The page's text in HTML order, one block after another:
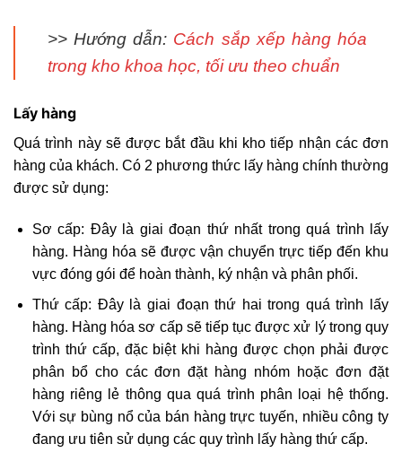
>> Hướng dẫn: Cách sắp xếp hàng hóa
trong kho khoa học, tối ưu theo chuẩn
Lấy hàng
Quá trình này sẽ được bắt đầu khi kho tiếp nhận các đơn
hàng của khách. Có 2 phương thức lấy hàng chính thường
được sử dụng:
Sơ cấp: Đây là giai đoạn thứ nhất trong quá trình lấy
hàng. Hàng hóa sẽ được vận chuyển trực tiếp đến khu
vực đóng gói để hoàn thành, ký nhận và phân phối.
Thứ cấp: Đây là giai đoạn thứ hai trong quá trình lấy
hàng. Hàng hóa sơ cấp sẽ tiếp tục được xử lý trong quy
trình thứ cấp, đặc biệt khi hàng được chọn phải được
phân bổ cho các đơn đặt hàng nhóm hoặc đơn đặt
hàng riêng lẻ thông qua quá trình phân loại hệ thống.
Với sự bùng nổ của bán hàng trực tuyến, nhiều công ty
đang ưu tiên sử dụng các quy trình lấy hàng thứ cấp.